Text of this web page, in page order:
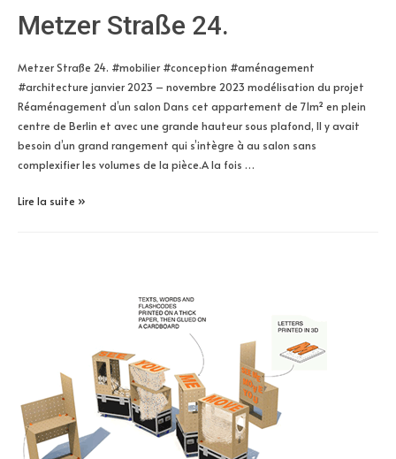
Metzer Straße 24.
Metzer Straße 24. #mobilier #conception #aménagement
#architecture janvier 2023 – novembre 2023 modélisation du projet
Réaménagement d’un salon Dans cet appartement de 71m² en plein
centre de Berlin et avec une grande hauteur sous plafond, Il y avait
besoin d’un grand rangement qui s’intègre à au salon sans
complexifier les volumes de la pièce.A la fois …
Metzer
Lire la suite »